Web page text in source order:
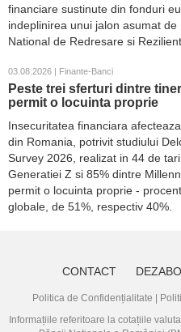
financiare sustinute din fonduri
indeplinirea unui jalon asumat
National de Redresare si
03.08.2026 | Finante-Banci
Peste trei sferturi dintre
permit o locuinta proprie
Insecuritatea financiara
din Romania, potrivit studiului
Survey 2026, realizat in 44 de
Generatiei Z si 85% dintre
permit o locuinta proprie -
globale, de 51%, respectiv 40%.
CONTACT
Politica de Confidențialitate
Informațiile referitoare la cotațiile